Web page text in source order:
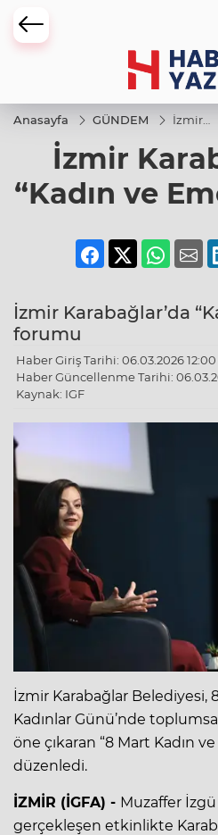
Anasayfa GÜNDEM
İzmir
“Kadın
Emek”
İzmir
“Kadın ve
İzmir Karabağlar’da
forumu
Haber Giriş Tarihi: 06.03.2026 12:00
Haber Güncellenme Tarihi:
Kaynak: IGF
İzmir Karabağlar Belediyesi,
Kadınlar Günü’nde
öne çıkaran “8 Mart Kadın
düzenledi.
İZMİR (İGFA) - Muzaffer
gerçekleşen etkinlikte